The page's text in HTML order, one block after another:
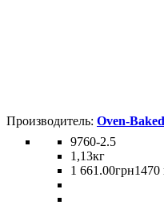
Oven-
9760-2.5
1,13кг
1 661 .00грн1470